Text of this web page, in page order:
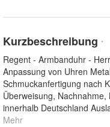
Kurzbeschreibung *
Regent - Armbanduhr -
Anpassung von Uhren
Schmuckanfertigung nach
Überweisung,
innerhalb Deutschland
Mehr